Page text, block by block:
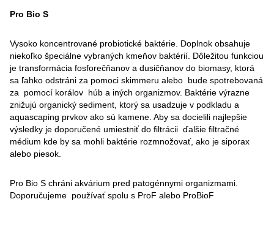
Pro Bio S
Vysoko koncentrované probiotické baktérie. Doplnok obsahuje
niekoľko špeciálne vybraných kmeňov baktérií. Dôležitou funkciou
je transformácia fosforečňanov a dusičňanov do biomasy, ktorá
sa ľahko odstráni za pomoci skimmeru alebo bude spotrebovaná
za pomocí korálov húb a iných organizmov. Baktérie výrazne
znižujú organický sediment, ktorý sa usadzuje v podkladu a
aquascaping prvkov ako sú kamene. Aby sa docielili najlepšie
výsledky je doporučené umiestniť do filtrácii ďalšie filtračné
médium kde by sa mohli baktérie rozmnožovať, ako je siporax
alebo piesok.
Pro Bio S chráni akvárium pred patogénnymi organizmami.
Doporučujeme používať spolu s ProF alebo ProBioF